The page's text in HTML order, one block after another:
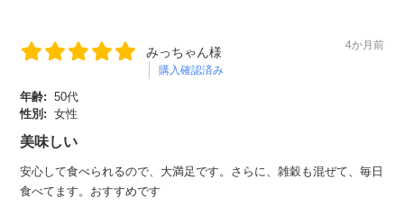
みっちゃん様
購入確認済み
4か月前
年齢: 50代
性別: 女性
美味しい
安心して食べられるので、大満足です。さらに、雑穀も混ぜて、毎日
食べてます。おすすめです